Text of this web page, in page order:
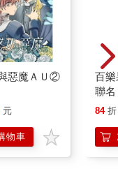
惡魔ＡＵ②
元
物車
百
聯
84 折